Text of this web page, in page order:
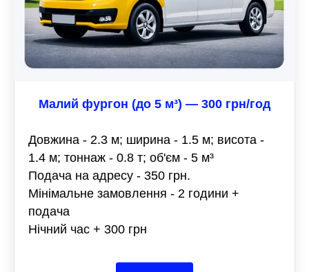
Малий фургон (до 5 м³) — 300 грн/год
Довжина - 2.3 м; ширина - 1.5 м; висота -
1.4 м; тоннаж - 0.8 т; об'єм - 5 м³
Подача на адресу - 350 грн.
Мінімальне замовлення - 2 години +
подача
Нічний час + 300 грн